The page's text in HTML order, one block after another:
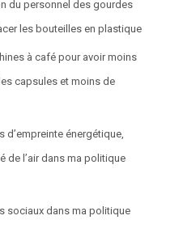
du personnel des gourdes
les bouteilles en plastique
à café pour avoir moins
capsules et moins de
d’empreinte énergétique,
de l’air dans ma politique
sociaux dans ma politique